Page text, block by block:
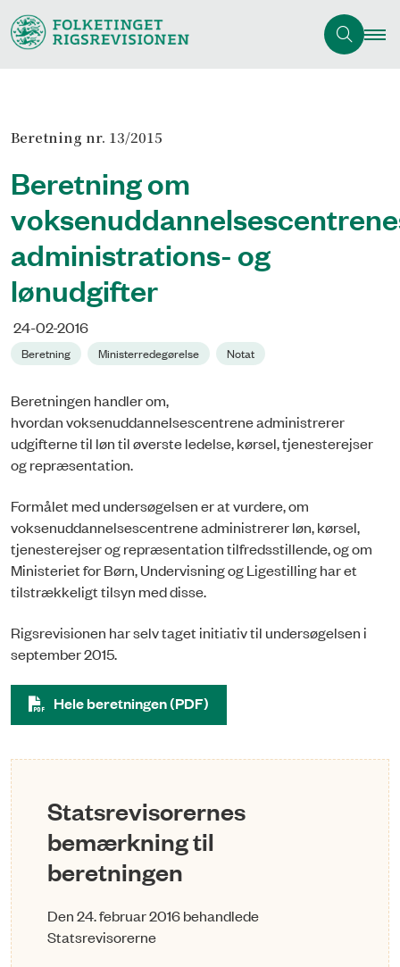
Beretning nr. 13/2015
Beretning om
administrations- og
lønudgifter
24-02-2016
Beretning Ministerredegørelse Notat
Beretningen handler om,
hvordan voksenuddannelsescentrene administrerer
udgifterne til løn til øverste ledelse, kørsel, tjenesterejser
og repræsentation.
Formålet med undersøgelsen er at vurdere, om
voksenuddannelsescentrene administrerer løn, kørsel,
tjenesterejser og repræsentation tilfredsstillende, og om
Ministeriet for Børn, Undervisning og Ligestilling har et
tilstrækkeligt tilsyn med disse.
Rigsrevisionen har selv taget initiativ til undersøgelsen i
september 2015.
Hele beretningen (PDF)
Statsrevisorernes
bemærkning til
beretningen
Den 24. februar 2016 behandlede
Statsrevisorerne